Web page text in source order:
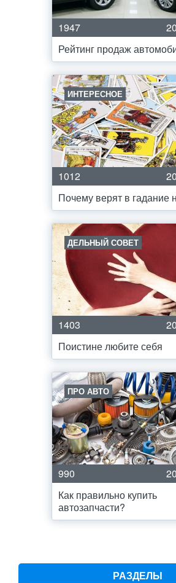
1947
Рейтинг продаж
ИНТЕРЕСНОЕ
1012
Почему верят в гадание
ДЕЛЬНЫЙ СОВЕТ
1403
Поистине любите себя
ПРО АВТО
990
Как правильно купить
автозапчасти?
РАЗДЕЛЫ